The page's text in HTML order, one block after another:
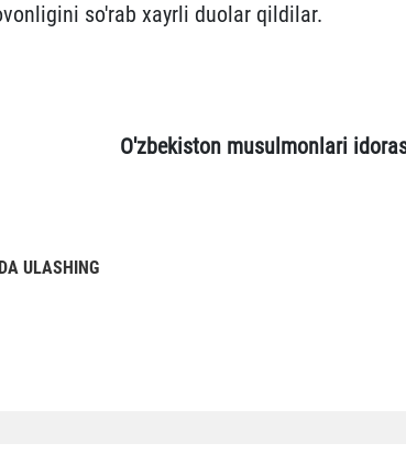
so'rab xayrli duolar qildilar.
O'zbekiston musulmonlari
ULАSHING